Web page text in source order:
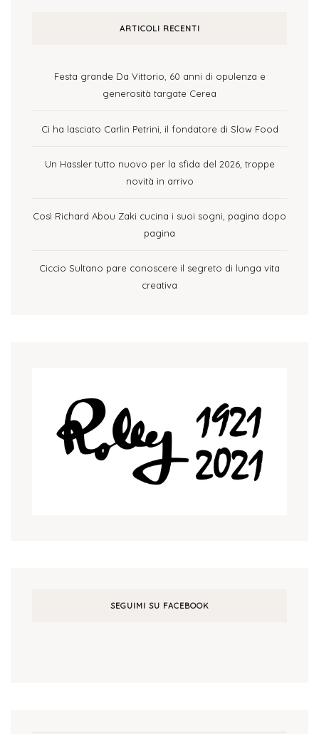
ARTICOLI RECENTI
Festa grande Da Vittorio, 60 anni di opulenza e
generosità targate Cerea
Ci ha lasciato Carlin Petrini, il fondatore di Slow Food
Un Hassler tutto nuovo per la sfida del 2026, troppe
novità in arrivo
Così Richard Abou Zaki cucina i suoi sogni, pagina dopo
pagina
Ciccio Sultano pare conoscere il segreto di lunga vita
creativa
SEGUIMI SU FACEBOOK